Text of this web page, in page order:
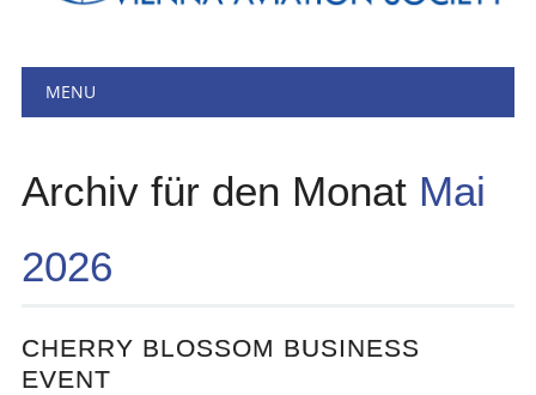
Hauptmenü
MENU
Archiv für den Monat Mai
2026
CHERRY BLOSSOM BUSINESS
EVENT